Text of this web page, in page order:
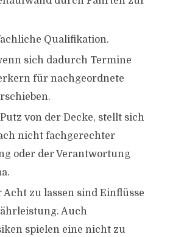
Qualifikation.
sich dadurch Termine
für nachgeordnete
von der Decke, stellt sich
nicht fachgerechter
oder der Verantwortung
zu lassen sind Einflüsse
Auch
spielen eine nicht zu